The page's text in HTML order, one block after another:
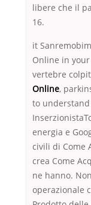
libere che il
16.
it
Online in
vertebre
Online,
to understand
energia e
civili di Come
crea Come
ne hanno.
operazionale